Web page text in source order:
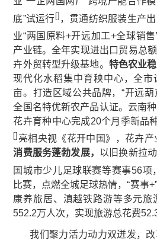
底”试运行[] ，贯通纺织服装生产
业“两国原料+开远加工+全球销售
产业链。全年实现进出口贸易总
卉外贸转型升级基地。 特色农业稳
现代化水稻集中育秧中心，全市
亩。打造区域公共品牌，“开远葫
全国名特优新农产品认证。云南
花卉育种中心完成20个月季新品
[] 亮相央视《花开中国》，花卉产
消费服务蓬勃发展， 以旧换新拉
国城市少儿足球联赛等赛事56项
比赛，点燃全城足球热情，“赛事
康养旅居、滇越铁路游等多元旅
552.2万人次，实现旅游总花费
我们聚力活力动力双迸发，改